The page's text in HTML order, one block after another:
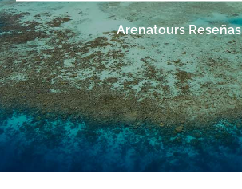
Arenatours Reseñas